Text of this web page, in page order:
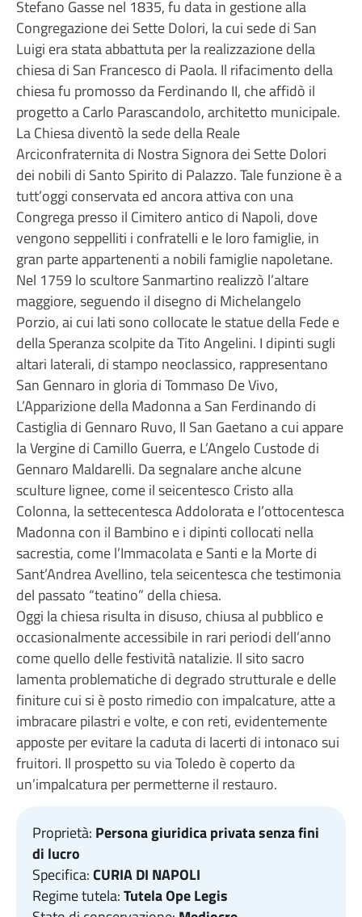
Stefano Gasse nel 1835, fu data in gestione alla
Congregazione dei Sette Dolori, la cui sede di San
Luigi era stata abbattuta per la realizzazione della
chiesa di San Francesco di Paola. Il rifacimento della
chiesa fu promosso da Ferdinando II, che affidò il
progetto a Carlo Parascandolo, architetto municipale.
La Chiesa diventò la sede della Reale
Arciconfraternita di Nostra Signora dei Sette Dolori
dei nobili di Santo Spirito di Palazzo. Tale funzione è a
tutt’oggi conservata ed ancora attiva con una
Congrega presso il Cimitero antico di Napoli, dove
vengono seppelliti i confratelli e le loro famiglie, in
gran parte appartenenti a nobili famiglie napoletane.
Nel 1759 lo scultore Sanmartino realizzò l’altare
maggiore, seguendo il disegno di Michelangelo
Porzio, ai cui lati sono collocate le statue della Fede e
della Speranza scolpite da Tito Angelini. I dipinti sugli
altari laterali, di stampo neoclassico, rappresentano
San Gennaro in gloria di Tommaso De Vivo,
L’Apparizione della Madonna a San Ferdinando di
Castiglia di Gennaro Ruvo, Il San Gaetano a cui appare
la Vergine di Camillo Guerra, e L’Angelo Custode di
Gennaro Maldarelli. Da segnalare anche alcune
sculture lignee, come il seicentesco Cristo alla
Colonna, la settecentesca Addolorata e l’ottocentesca
Madonna con il Bambino e i dipinti collocati nella
sacrestia, come l’Immacolata e Santi e la Morte di
Sant’Andrea Avellino, tela seicentesca che testimonia
del passato “teatino” della chiesa.
Oggi la chiesa risulta in disuso, chiusa al pubblico e
occasionalmente accessibile in rari periodi dell’anno
come quello delle festività natalizie. Il sito sacro
lamenta problematiche di degrado strutturale e delle
finiture cui si è posto rimedio con impalcature, atte a
imbracare pilastri e volte, e con reti, evidentemente
apposte per evitare la caduta di lacerti di intonaco sui
fruitori. Il prospetto su via Toledo è coperto da
un’impalcatura per permetterne il restauro.
Proprietà: Persona giuridica privata senza fini
di lucro
Specifica:CURIA DI NAPOLI
Regime tutela:Tutela Ope Legis